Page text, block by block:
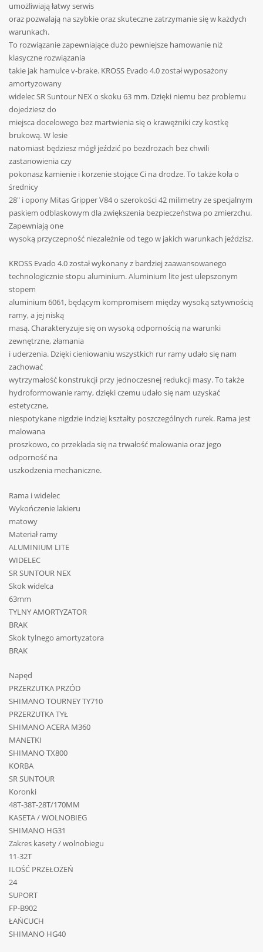
umożliwiają łatwy serwis
oraz pozwalają na szybkie oraz skuteczne zatrzymanie się w każdych
warunkach.
To rozwiązanie zapewniające dużo pewniejsze hamowanie niż
klasyczne rozwiązania
takie jak hamulce v-brake. KROSS Evado 4.0 został wyposażony
amortyzowany
widelec SR Suntour NEX o skoku 63 mm. Dzięki niemu bez problemu
dojedziesz do
miejsca docelowego bez martwienia się o krawężniki czy kostkę
brukową. W lesie
natomiast będziesz mógł jeździć po bezdrożach bez chwili
zastanowienia czy
pokonasz kamienie i korzenie stojące Ci na drodze. To także koła o
średnicy
28″ i opony Mitas Gripper V84 o szerokości 42 milimetry ze specjalnym
paskiem odblaskowym dla zwiększenia bezpieczeństwa po zmierzchu.
Zapewniają one
wysoką przyczepność niezależnie od tego w jakich warunkach jeździsz.
KROSS Evado 4.0 został wykonany z bardziej zaawansowanego
technologicznie stopu aluminium. Aluminium lite jest ulepszonym
stopem
aluminium 6061, będącym kompromisem między wysoką sztywnością
ramy, a jej niską
masą. Charakteryzuje się on wysoką odpornością na warunki
zewnętrzne, złamania
i uderzenia. Dzięki cieniowaniu wszystkich rur ramy udało się nam
zachować
wytrzymałość konstrukcji przy jednoczesnej redukcji masy. To także
hydroformowanie ramy, dzięki czemu udało się nam uzyskać
estetyczne,
niespotykane nigdzie indziej kształty poszczególnych rurek. Rama jest
malowana
proszkowo, co przekłada się na trwałość malowania oraz jego
odporność na
uszkodzenia mechaniczne.
Rama i widelec
Wykończenie lakieru
matowy
Materiał ramy
ALUMINIUM LITE
WIDELEC
SR SUNTOUR NEX
Skok widelca
63mm
TYLNY AMORTYZATOR
BRAK
Skok tylnego amortyzatora
BRAK
Napęd
PRZERZUTKA PRZÓD
SHIMANO TOURNEY TY710
PRZERZUTKA TYŁ
SHIMANO ACERA M360
MANETKI
SHIMANO TX800
KORBA
SR SUNTOUR
Koronki
48T-38T-28T/170MM
KASETA / WOLNOBIEG
SHIMANO HG31
Zakres kasety / wolnobiegu
11-32T
ILOŚĆ PRZEŁOŻEŃ
24
SUPORT
FP-B902
ŁAŃCUCH
SHIMANO HG40